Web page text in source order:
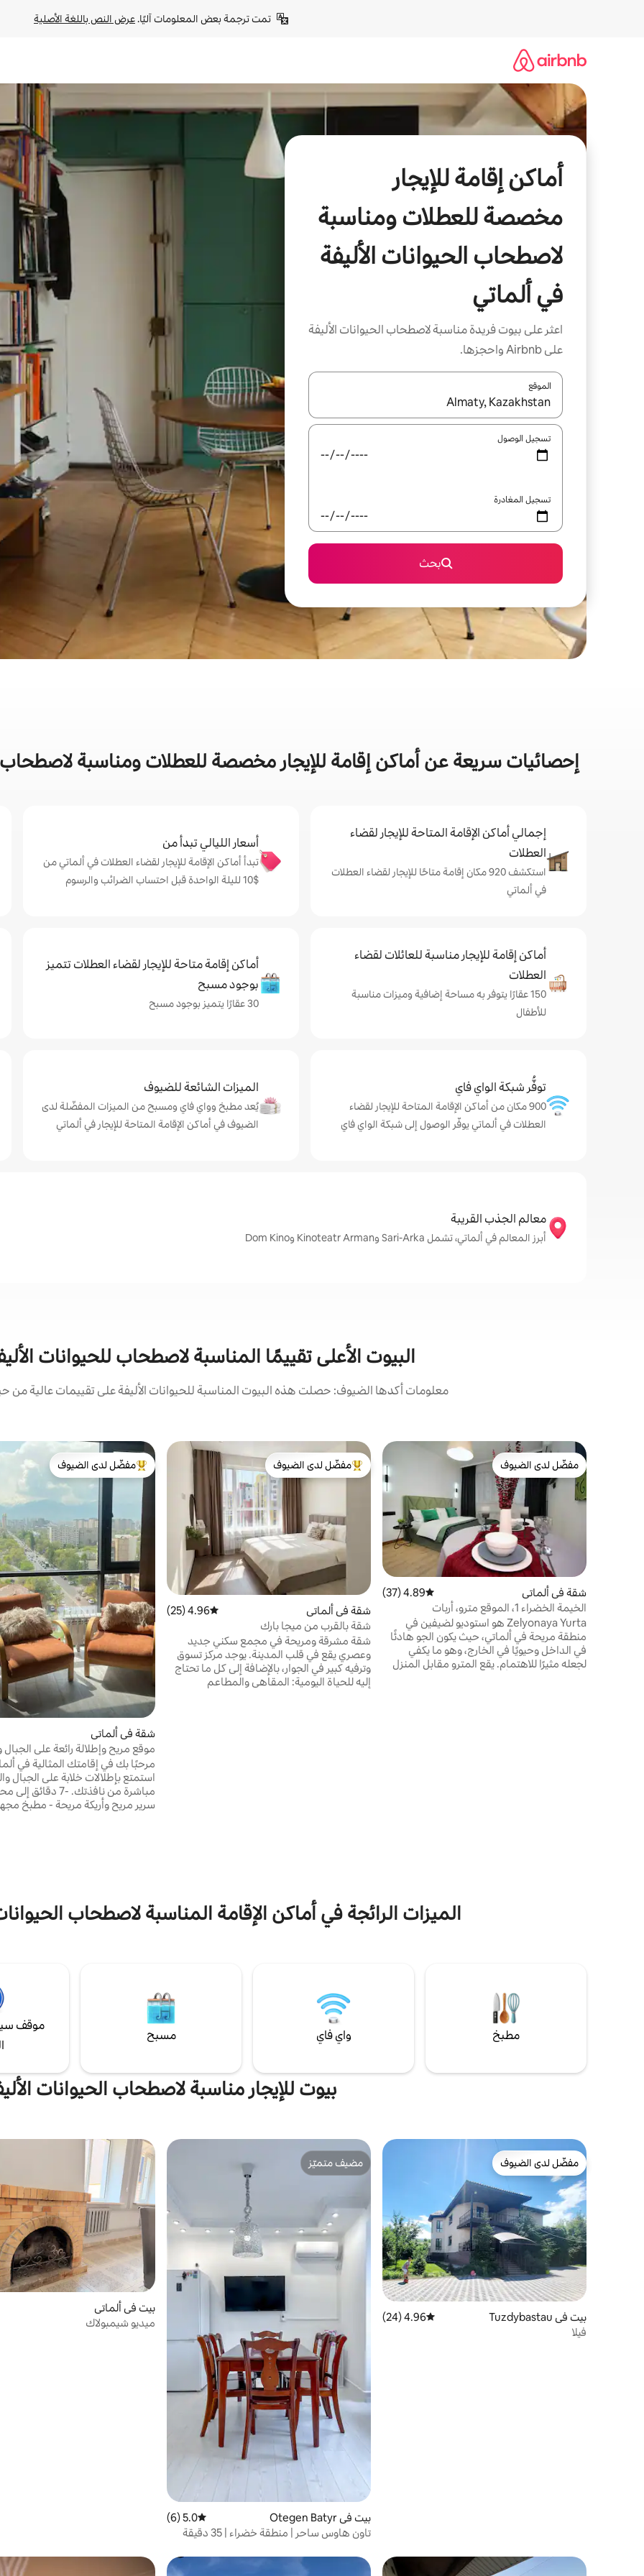
تمت ترجمة بعض المعلومات آليًا. عرض النص باللغة الأصلية
أماكن إقامة للإيجار
مخصصة للعطلات ومناسبة
لاصطحاب الحيوانات الأليفة
في ألماتي
اعثر على بيوت فريدة مناسبة لاصطحاب الحيوانات الأليفة
على Airbnb واحجزها.
الموقع
عند توفر النتائج، انتقل باستخدام السهمين لأعلى ولأسفل أو استكشف عن طريق اللمس أو السحب.
تسجيل الوصول
تسجيل المغادرة
بحث
إحصائيات سريعة عن أماكن إقامة للإيجار مخصصة للعطلات ومناسبة لاصطحاب
إجمالي أماكن الإقامة المتاحة للإيجار لقضاء
العطلات
استكشف 920 مكان إقامة متاحًا للإيجار لقضاء العطلات
في ألماتي
أسعار الليالي تبدأ من
تبدأ أماكن الإقامة للإيجار لقضاء العطلات في ألماتي من
$‏10 لليلة الواحدة قبل احتساب الضرائب والرسوم
أماكن إقامة للإيجار مناسبة للعائلات لقضاء
العطلات
150 عقارًا يتوفر به مساحة إضافية وميزات مناسبة
للأطفال
أماكن إقامة متاحة للإيجار لقضاء العطلات تتميز
بوجود مسبح
30 عقارًا يتميز بوجود مسبح
توفُّر شبكة الواي فاي
900 مكان من أماكن الإقامة المتاحة للإيجار لقضاء
العطلات في ألماتي يوفّر الوصول إلى شبكة الواي فاي
الميزات الشائعة للضيوف
يُعد مطبخ وواي فاي ومسبح من الميزات المفضّلة لدى
الضيوف في أماكن الإقامة المتاحة للإيجار في ألماتي
معالم الجذب القريبة
أبرز المعالم في ألماتي، تشمل Sari-Arka وKinoteatr Arman وDom Kino
البيوت الأعلى تقييمًا المناسبة لاصطحاب للحيوانات
معلومات أكدها الضيوف: حصلت هذه البيوت المناسبة للحيوانات الأليفة على تقييمات عالية من
مفضّل لدى الضيوف
مفضّل لدى الضيوف
شقة في ألماتي متوسط التقييم 4.89 من 5، 37 مراجعات
4.89 (37)
الخيمة الخضراء 1، الموقع مترو، أربات
Zelyonaya Yurta هو استوديو لضيفين في
منطقة مريحة في ألماتي، حيث يكون الجو هادئًا
في الداخل وحيويًا في الخارج، وهو ما يكفي
لجعله مثيرًا للاهتمام. يقع المترو مقابل المنزل
من أبرز البيوت المفضّلة لدى الضيوف
مفضّل لدى الضيوف
شقة في ألماتي متوسط التقييم 4.96 من 5، 25 مراجعات
4.96 (25)
شقة بالقرب من ميجا بارك
شقة مشرقة ومريحة في مجمع سكني جديد
وعصري يقع في قلب المدينة. يوجد مركز تسوق
وترفيه كبير في الجوار، بالإضافة إلى كل ما تحتاج
إليه للحياة اليومية: المقاهي والمطاعم
من أبرز البيوت المفضّلة لدى الضيوف
مفضّل لدى الضيوف
شقة في ألماتي
موقع مريح وإطلالة رائعة على الجبال
مرحبًا بك في إقامتك المثالية في
استمتع بإطلالات خلابة على الجبال
مباشرة من نافذتك. -7
سرير مريح وأريكة مريحة - مطبخ
مراسلتنا في أي وقت.
بأنك في بيتك!
الميزات الرائجة في أماكن الإقامة المناسبة لاصطحاب
مطبخ واي فاي مسبح
موقف
بيوت للإيجار مناسبة لاصطحاب الحيوانات
مفضّل لدى الضيوف
مفضّل لدى الضيوف
بيت في Tuzdybastau متوسط التقييم 4.96 من 5، 24 مراجعات
4.96 (24)
فيلا
مضيف متميّز
مضيف متميّز
بيت في Otegen Batyr متوسط التقييم 5.0 من 5، 6 مراجعات
5.0 (6)
تاون هاوس ساحر | منطقة خضراء | 35 دقيقة
بيت في ألماتي
ميديو شيمبولاك